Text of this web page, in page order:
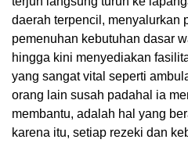
daerah terpencil, menyalurkan
pemenuhan kebutuhan dasar
hingga kini menyediakan
yang sangat vital seperti
orang lain susah padahal ia
membantu, adalah hal yang
karena itu, setiap rezeki dan